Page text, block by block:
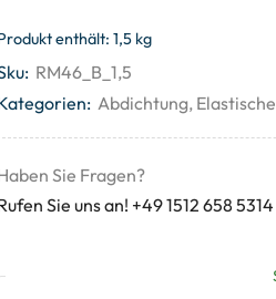
enthält: 1,5 kg
RM46_B_1,5
Abdichtung,
Sie Fragen?
Sie uns an! +49 1512 658 5314